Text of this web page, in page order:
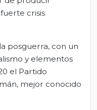
crisis
posguerra, con un
y elementos
el Partido
mejor conocido